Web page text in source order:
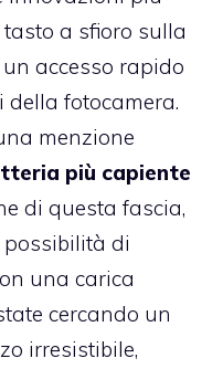
a sfioro sulla
accesso rapido
fotocamera.
menzione
più capiente
di questa fascia,
possibilità di
una carica
cercando un
irresistibile,